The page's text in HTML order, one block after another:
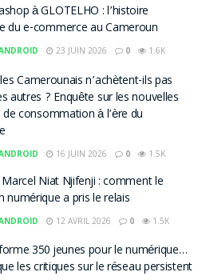
à GLOTELHO : l’histoire
du e-commerce au Cameroun
23 JUIN 2026 0 1.6K
Camerounais n’achètent-ils pas
autres ? Enquête sur les nouvelles
consommation à l’ère du
16 JUIN 2026 0 1.5K
Niat Njifenji : comment le
numérique a pris le relais
12 AVRIL 2026 0 1.5K
350 jeunes pour le numérique…
les critiques sur le réseau persistent